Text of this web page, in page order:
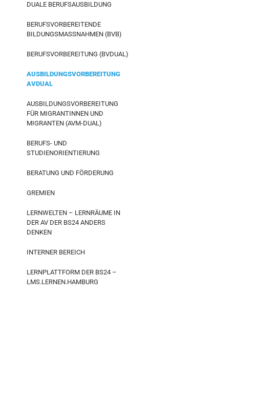
DUALE BERUFSAUSBILDUNG
BERUFSVORBEREITENDE
BILDUNGSMASSNAHMEN (BVB)
BERUFSVORBEREITUNG (BVDUAL)
AUSBILDUNGSVORBEREITUNG
AVDUAL
AUSBILDUNGSVORBEREITUNG
FÜR MIGRANTINNEN UND
MIGRANTEN (AVM-DUAL)
BERUFS- UND
STUDIENORIENTIERUNG
BERATUNG UND FÖRDERUNG
GREMIEN
LERNWELTEN – LERNRÄUME IN
DER AV DER BS24 ANDERS
DENKEN
INTERNER BEREICH
LERNPLATTFORM DER BS24 –
LMS.LERNEN.HAMBURG